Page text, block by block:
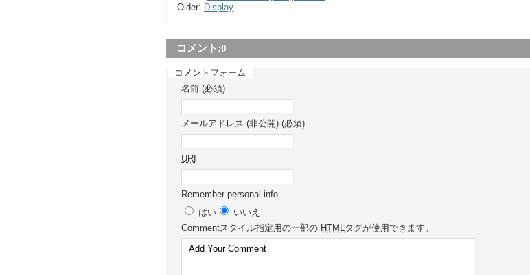
Older: Display
コメント:0
コメントフォーム
名前 (必須)
メールアドレス (非公開) (必須)
URI
Remember personal info
はい
いいえ
Commentスタイル指定用の一部の HTML タグが使用できます。